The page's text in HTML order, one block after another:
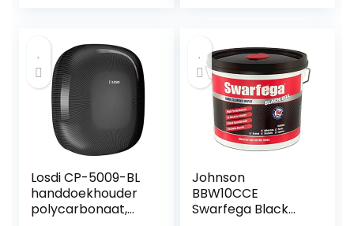
Losdi CP-5009-BL
handdoekhouder
polycarbonaat,
Johnson
BBW10CCE
Swarfega Black